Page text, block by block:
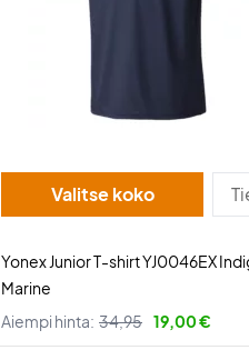
Valitse koko
Yonex Junior T-shirt YJ0046EX
Marine
Aiempi hinta: 34,95 19,00 €